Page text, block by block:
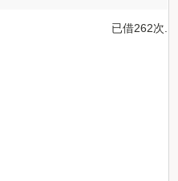
已借262次.